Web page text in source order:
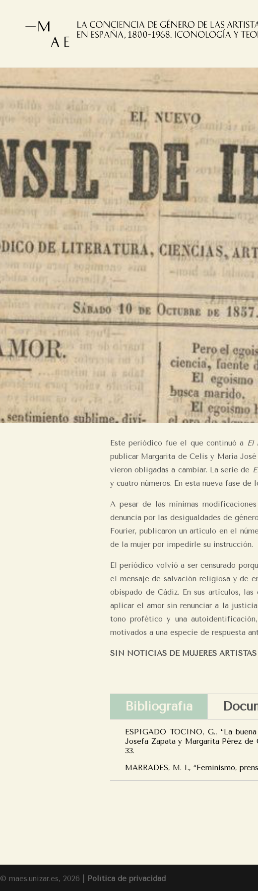
Este periódico fue el que continuó a El
publicar Margarita de Celis y María
vieron obligadas a cambiar. La serie de
y cuatro números. En esta nueva fase
A pesar de las mínimas
denuncia por las desigualdades de
Fourier, publicaron un artículo en el
de la mujer por impedirle su instrucción.
El periódico volvió a ser censurado
el mensaje de salvación religiosa y de
obispado de Cádiz. En sus artículos, las
aplicar el amor sin renunciar a la
tono profético y una
motivados a una especie de respuesta
SIN NOTICIAS DE MUJERES ARTISTAS
Bibliografía
ESPIGADO TOCINO, G., “La
Josefa Zapata y Margarita Pérez de
33.
MARRADES, M. I., “Feminismo,
© maes.unizar.es, 2026 | Política de privacidad